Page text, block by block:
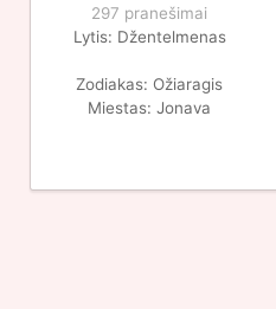
297 pranešimai
Lytis: Džentelmenas
Zodiakas: Ožiaragis
Miestas: Jonava